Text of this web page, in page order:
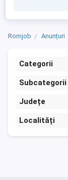
Romjob Anunțuri
Categorii
Subcategorii
Județe
Localități